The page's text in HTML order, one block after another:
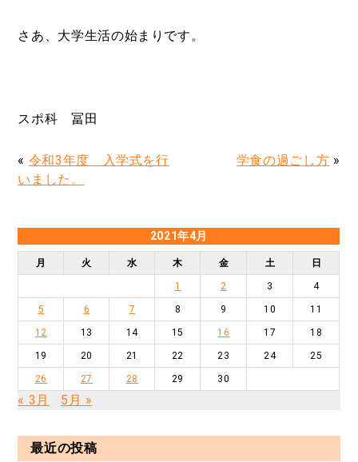
さあ、大学生活の始まりです。
スポ科 冨田
« 令和3年度 入学式を行
いました。
学食の過ごし方 »
2021年4月
月 火 水 木 金 土 日
1 2 3 4
5 6 7 8 9 10 11
12 13 14 15 16 17 18
19 20 21 22 23 24 25
26 27 28 29 30
« 3月 5月 »
最近の投稿